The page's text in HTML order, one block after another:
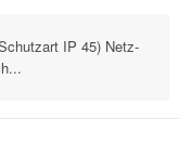
IP 45) Netz-